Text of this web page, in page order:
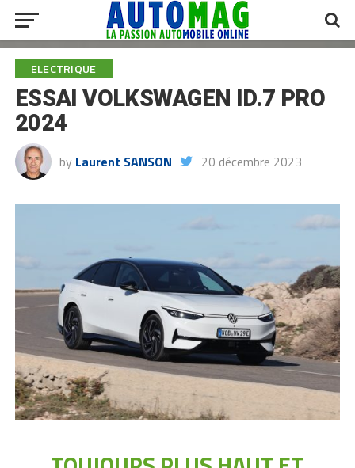
ELECTRIQUE
ESSAI VOLKSWAGEN ID.7 PRO
2024
by Laurent SANSON 20 décembre 2023